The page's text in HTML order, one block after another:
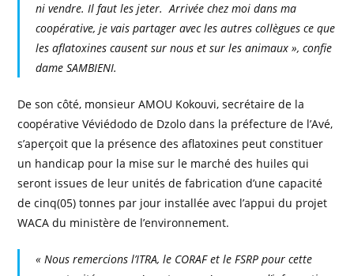
ni vendre. Il faut les jeter. Arrivée chez moi dans ma
coopérative, je vais partager avec les autres collègues ce que
les aflatoxines causent sur nous et sur les animaux », confie
dame SAMBIENI.
De son côté, monsieur AMOU Kokouvi, secrétaire de la
coopérative Véviédodo de Dzolo dans la préfecture de l’Avé,
s’aperçoit que la présence des aflatoxines peut constituer
un handicap pour la mise sur le marché des huiles qui
seront issues de leur unités de fabrication d’une capacité
de cinq(05) tonnes par jour installée avec l’appui du projet
WACA du ministère de l’environnement.
« Nous remercions l’ITRA, le CORAF et le FSRP pour cette